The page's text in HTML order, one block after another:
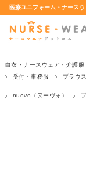
医療ユニフォーム・ナース
白衣・ナースウェア・介護
受付・事務服
ブラウス
nuovo（ヌーヴォ）